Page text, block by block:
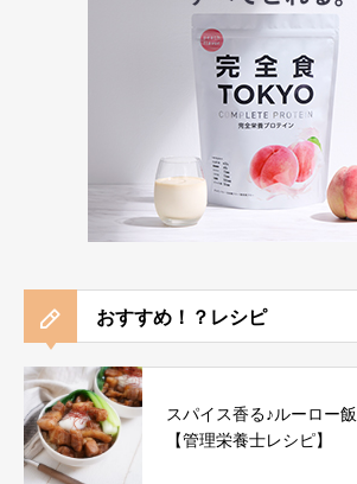
おすすめ！？レシピ
スパイス香る♪ルーロー
【管理栄養士レシピ】